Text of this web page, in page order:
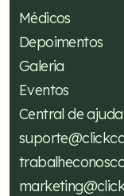
Médicos
Depoimentos
Galeria
Eventos
Central de ajuda